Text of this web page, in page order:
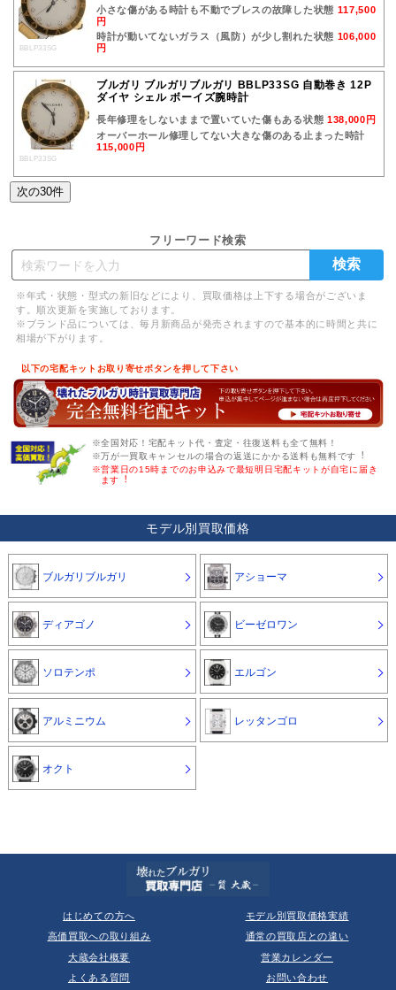
BBLP33SG
小さな傷がある時計も不動でブレスの故障した状態 117,500
円
時計が動いてないガラス（風防）が少し割れた状態 106,000
円
BBLP33SG
ブルガリ ブルガリブルガリ BBLP33SG 自動巻き 12P
ダイヤ シェル ボーイズ腕時計
長年修理をしないままで置いていた傷もある状態 138,000円
オーバーホール修理してない大きな傷のある止まった時計
115,000円
フリーワード検索
※年式・状態・型式の新旧などにより、買取価格は上下する場合がございま
す。順次更新を実施しております。
※ブランド品については、毎月新商品が発売されますので基本的に時間と共に
相場が下がります。
以下の宅配キットお取り寄せボタンを押して下さい
※全国対応！宅配キット代・査定・往復送料も全て無料！
※万が一買取キャンセルの場合の返送にかかる送料も無料です︕
※営業日の15時までのお申込みで最短明日宅配キットが自宅に届き
ます︕
モデル別買取価格
ブルガリブルガリ アショーマ
ディアゴノ ビーゼロワン
ソロテンポ エルゴン
アルミニウム レッタンゴロ
オクト
はじめての方へ
モデル別買取価格実績
高価買取への取り組み
通常の買取店との違い
大蔵会社概要
営業カレンダー
よくある質問
お問い合わせ